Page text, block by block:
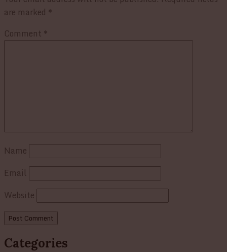
are marked *
Comment *
Name
Email
Website
Categories